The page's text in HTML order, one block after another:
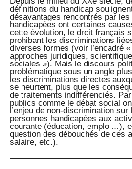
définitions du handicap
désavantages rencontrés par les
handicapées ont certaines
cette évolution, le droit français
prohibant les discriminations
diverses formes (voir l’encadré
approches juridiques,
sociales »). Mais le discours
problématique sous un angle
les discriminations directes
se heurtent, plus que les
de traitements indifférenciés.
publics comme le débat social
l’enjeu de non-discrimination sur
personnes handicapées aux
courante (éducation, emploi…),
question des débouchés de ces
salaire, etc.).